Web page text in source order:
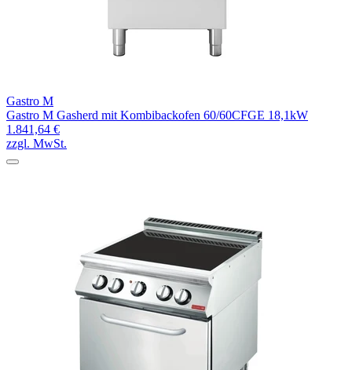
Gastro M
Gastro M Gasherd mit Kombibackofen 60/60CFGE 18,1kW
1.841,64 €
zzgl. MwSt.